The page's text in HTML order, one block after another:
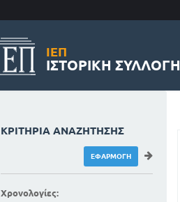
ΙΕΠ
ΙΣΤΟΡΙΚΉ ΣΥΛΛΟΓΉ
ΚΡΙΤΉΡΙΑ ΑΝΑΖΉΤΗΣΗΣ
Χρονολογίες: